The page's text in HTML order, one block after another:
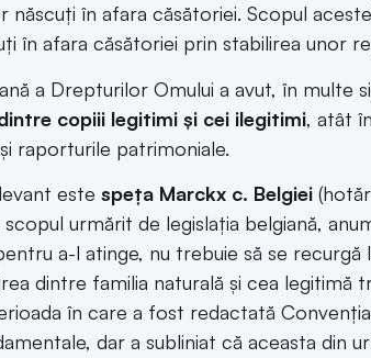
născuți în afara căsătoriei. Scopul
în afara căsătoriei prin stabilirea unor
a Drepturilor Omului a avut, în multe
copiii legitimi și cei ilegitimi, atât
raporturile patrimoniale.
este speța Marckx c. Belgiei
urmărit de legislația belgiană,
a-l atinge, nu trebuie să se recurgă
dintre familia naturală și cea legitimă
în care a fost redactată
dar a subliniat că aceasta din